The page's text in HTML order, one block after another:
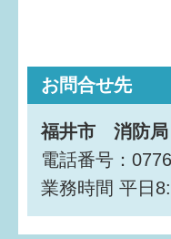
お問合せ先
福井市 消防
電話番号：
業務時間 平日
食育
福井市図書館
お出かけ情報